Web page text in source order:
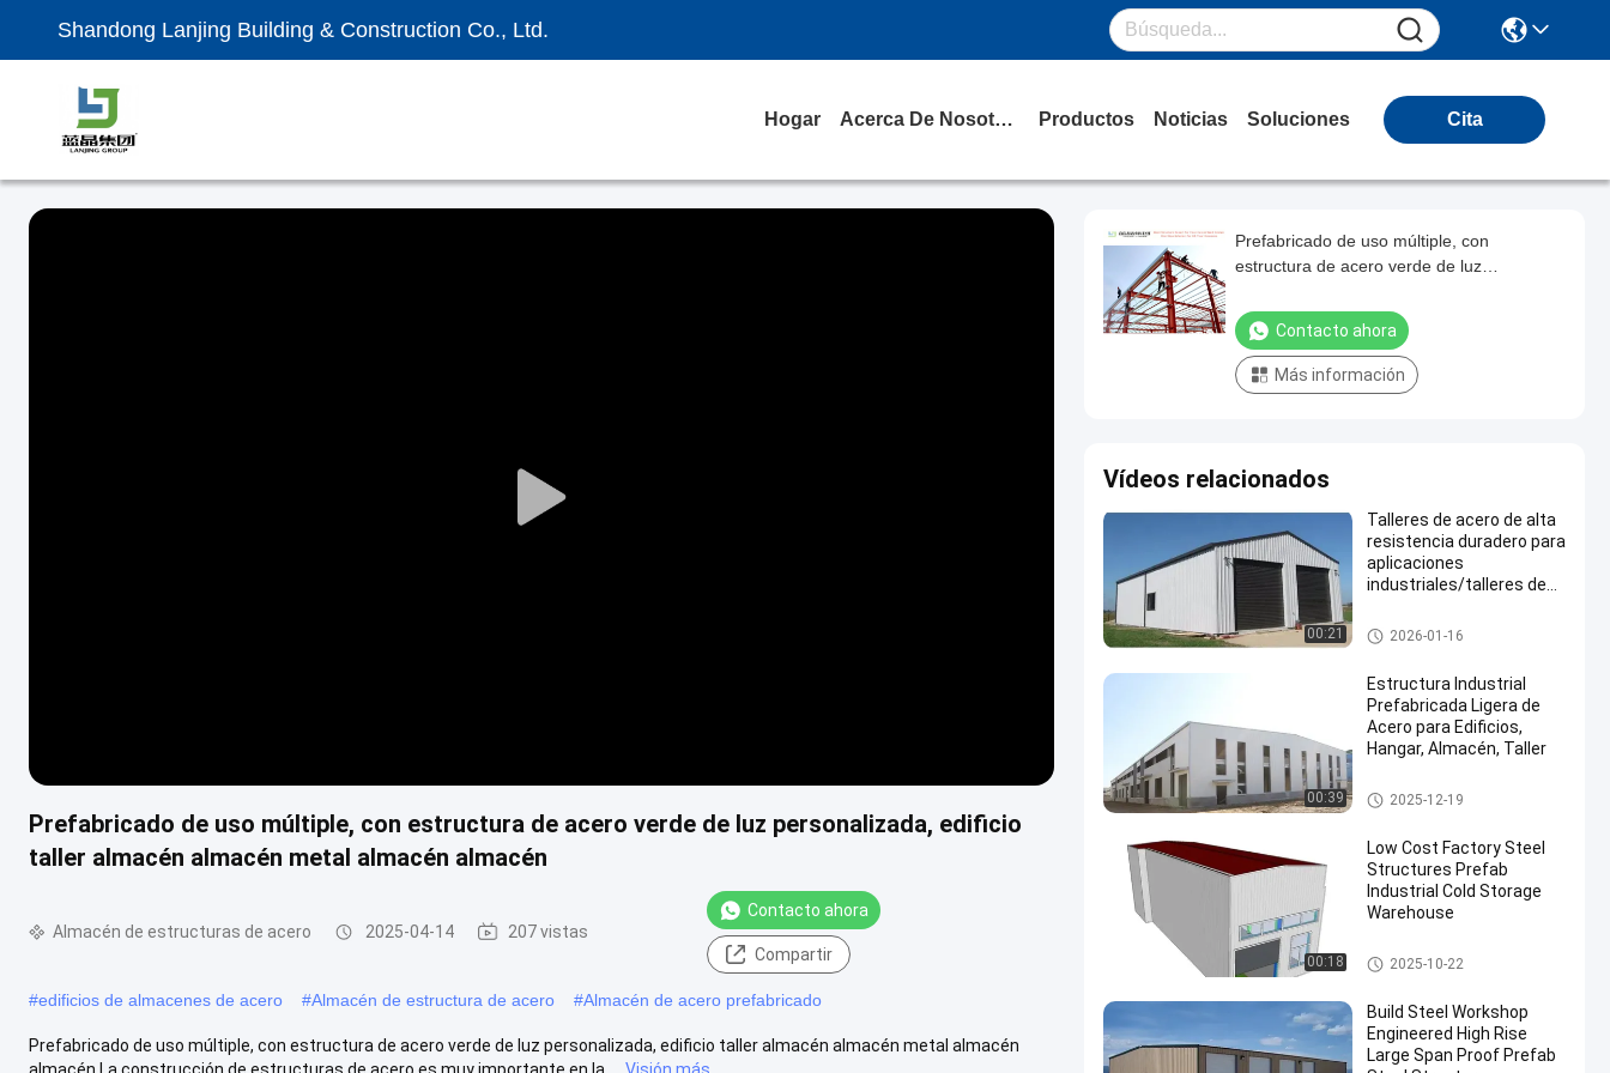
Shandong Lanjing Building & Construction Co., Ltd.
Hogar Acerca De Nosotros Productos Noticias Soluciones Cita
Play
Prefabricado de uso múltiple, con estructura de acero verde de luz personalizada, edificio
taller almacén almacén metal almacén almacén
Almacén de estructuras de acero 2025-04-14 207 vistas
Contacto ahora
Compartir
#edificios de almacenes de acero #Almacén de estructura de acero #Almacén de acero prefabricado
Prefabricado de uso múltiple, con estructura de acero verde de luz personalizada, edificio taller almacén almacén metal almacén
almacén La construcción de estructuras de acero es muy importante en la ...
Visión más
Prefabricado de uso múltiple, con
estructura de acero verde de luz
almacén metal almacén almacén
Contacto ahora
Más información
Vídeos relacionados
00:21
Talleres de acero de alta
resistencia duradero para
aplicaciones
industriales/talleres de
Almacén de estructuras de ac
ero
2026-01-16
00:39
Estructura Industrial
Prefabricada Ligera de
Acero para Edificios,
Hangar, Almacén, Taller
Almacén de estructuras de ac
ero
2025-12-19
00:18
Low Cost Factory Steel
Structures Prefab
Industrial Cold Storage
Warehouse
Almacén de estructuras de ac
ero
2025-10-22
Build Steel Workshop
Engineered High Rise
Large Span Proof Prefab